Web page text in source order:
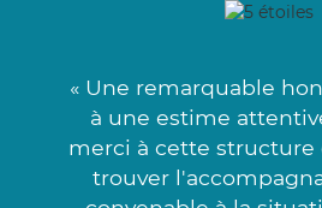
« Une remarquable
à une estime
merci à cette structure
trouver